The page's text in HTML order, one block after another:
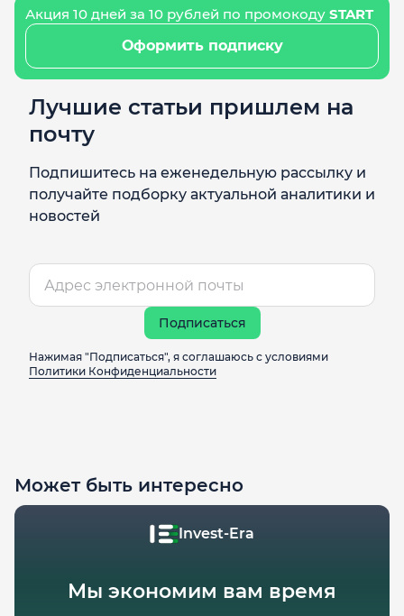
Акция 10 дней за 10 рублей по промокоду START
Оформить подписку
Лучшие статьи пришлем на
почту
Подпишитесь на еженедельную рассылку и
получайте подборку актуальной аналитики и
новостей
Подписаться
Нажимая "Подписаться", я соглашаюсь с условиями
Политики Конфиденциальности
Может быть интересно
Invest-Era
Мы экономим вам время